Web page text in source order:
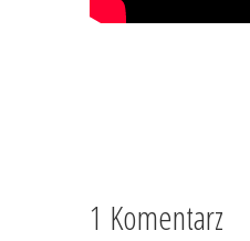
1 Komentarz